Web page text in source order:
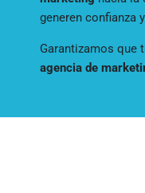
generen confianza
Garantizamos que
agencia de